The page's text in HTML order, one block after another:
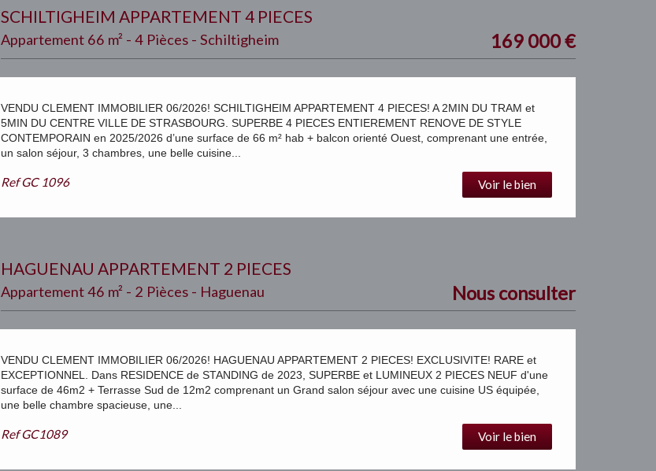
SCHILTIGHEIM APPARTEMENT 4 PIECES
Appartement 66 m² - 4 Pièces - Schiltigheim 169 000€
VENDU CLEMENT IMMOBILIER 06/2026! SCHILTIGHEIM APPARTEMENT 4 PIECES! A 2MIN DU TRAM et
5MIN DU CENTRE VILLE DE STRASBOURG. SUPERBE 4 PIECES ENTIEREMENT RENOVE DE STYLE
CONTEMPORAIN en 2025/2026 d’une surface de 66 m² hab + balcon orienté Ouest, comprenant une entrée,
un salon séjour, 3 chambres, une belle cuisine...
RefGC 1096 Voir le bien
HAGUENAU APPARTEMENT 2 PIECES
Appartement 46 m² - 2 Pièces - Haguenau Nous consulter
VENDU CLEMENT IMMOBILIER 06/2026! HAGUENAU APPARTEMENT 2 PIECES! EXCLUSIVITE! RARE et
EXCEPTIONNEL. Dans RESIDENCE de STANDING de 2023, SUPERBE et LUMINEUX 2 PIECES NEUF d'une
surface de 46m2 + Terrasse Sud de 12m2 comprenant un Grand salon séjour avec une cuisine US équipée,
une belle chambre spacieuse, une...
RefGC1089 Voir le bien